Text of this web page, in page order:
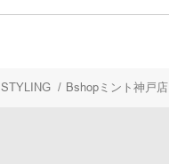
STYLING / Bshopミント神戸店